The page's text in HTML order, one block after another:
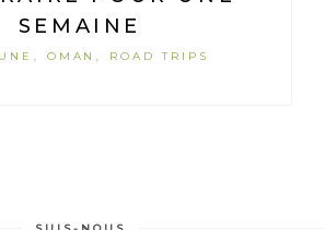
SEMAINE
, OMAN , ROAD TRIPS